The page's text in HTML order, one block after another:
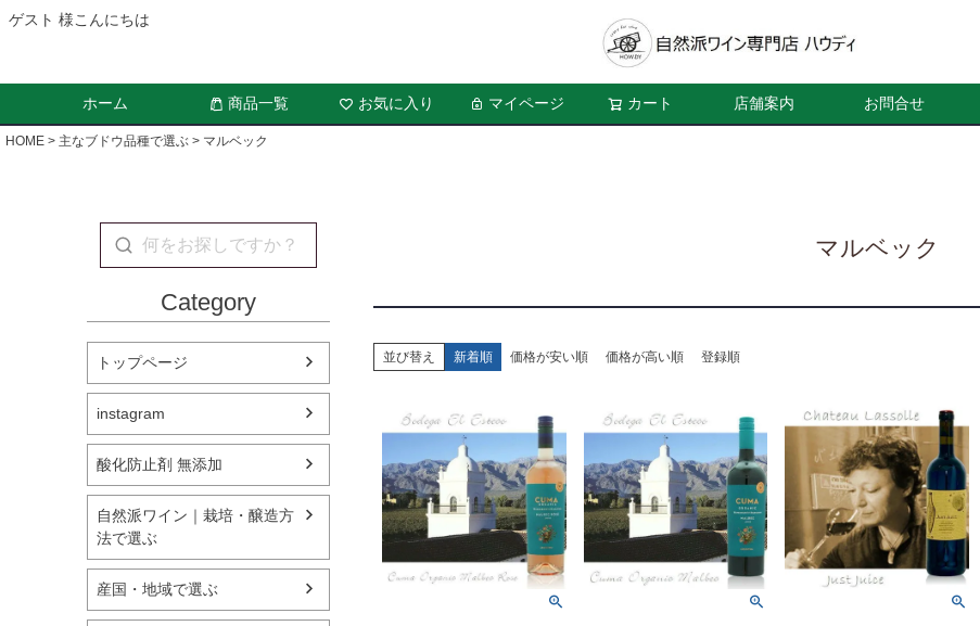
ゲスト 様こんにちは
ホーム 商品一覧 お気に入り マイページ カート 店舗案内 お問合せ
HOME 主なブドウ品種で選ぶ マルベック
Category
トップページ
instagram
酸化防止剤 無添加
自然派ワイン｜栽培・醸造方
法で選ぶ
産国・地域で選ぶ
マルベック
並び替え 新着順 価格が安い順 価格が高い順 登録順